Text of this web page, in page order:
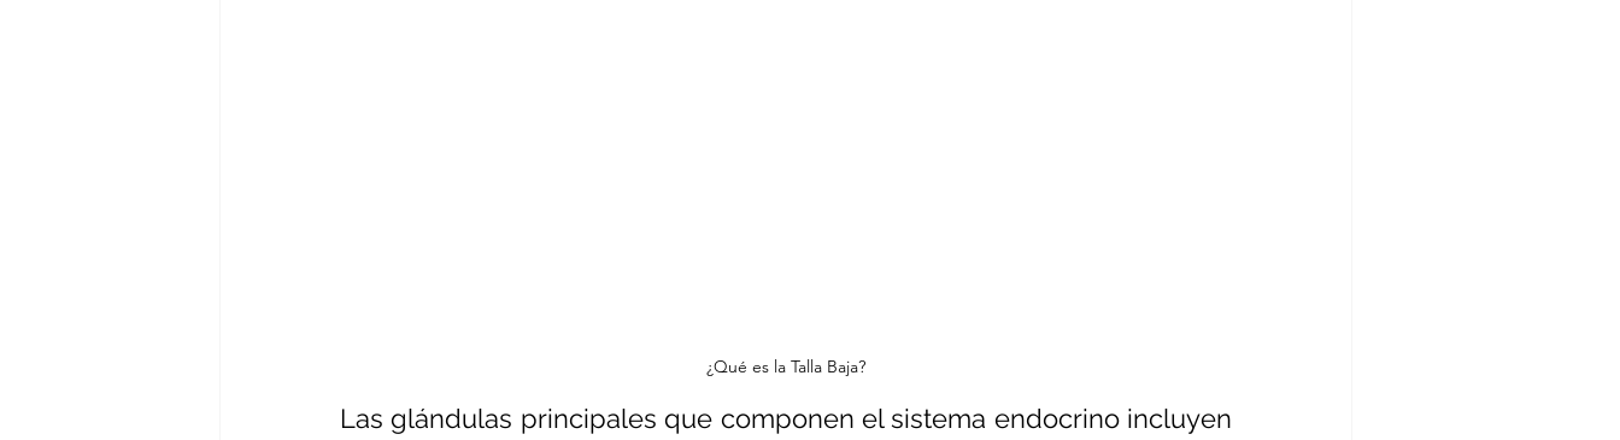
¿Qué es la Talla Baja?
Las glándulas principales que componen el sistema endocrino incluyen